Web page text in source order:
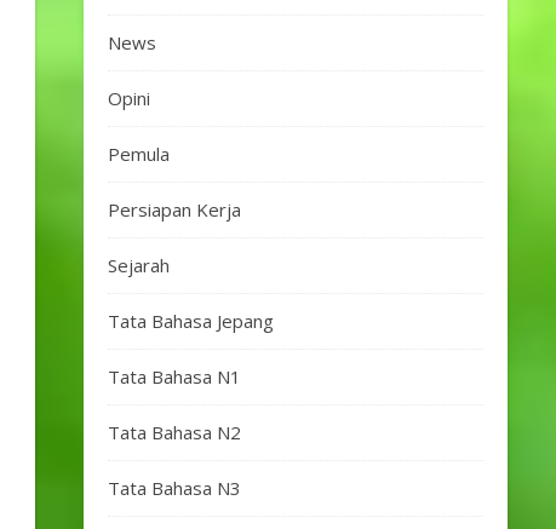
News
Opini
Pemula
Persiapan Kerja
Sejarah
Tata Bahasa Jepang
Tata Bahasa N1
Tata Bahasa N2
Tata Bahasa N3